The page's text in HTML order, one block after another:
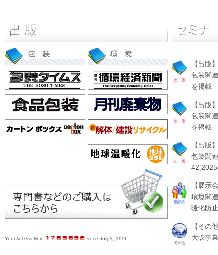
Your Access No# since July 3, 1996
【出版】
包装関
を掲載
【出版】
包装関
を掲載
【出版】
包装関
【展示
環境関
暖化防
【その
大阪事